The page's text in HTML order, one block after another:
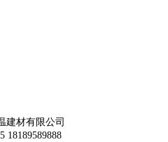
建材有限公司
18189589888